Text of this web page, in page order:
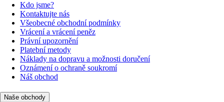
Kdo jsme?
Kontaktujte nás
Všeobecné obchodní podmínky
Vrácení a vrácení peněz
Právní upozornění
Platební metody
Náklady na dopravu a možnosti doručení
Oznámení o ochraně soukromí
Náš obchod
Naše obchody